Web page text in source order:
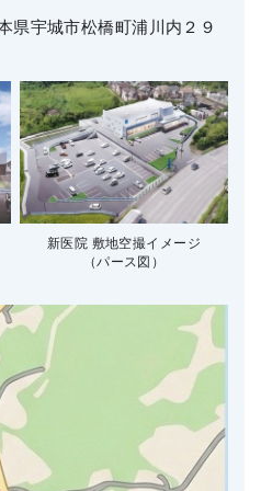
県宇城市松橋町浦川内２９
新医院 敷地空撮イメージ
（パース図）